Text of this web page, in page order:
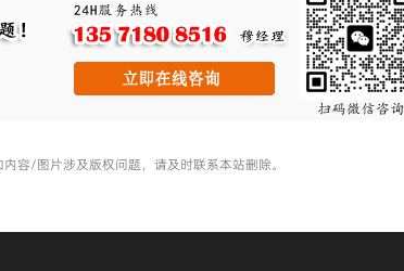
容/图片涉及版权问题，请及时联系本站删除。